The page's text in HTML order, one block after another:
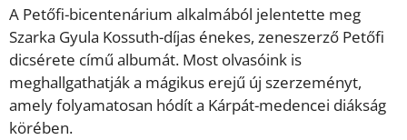
A Petőfi-bicentenárium alkalmából jelentette meg
Szarka Gyula Kossuth-díjas énekes, zeneszerző Petőfi
dicsérete című albumát. Most olvasóink is
meghallgathatják a mágikus erejű új szerzeményt,
amely folyamatosan hódít a Kárpát-medencei diákság
körében.